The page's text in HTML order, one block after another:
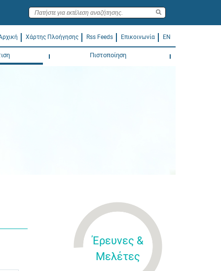
Χάρτης Πλοήγησης Rss Feeds Επικοινωνία EN
Πιστοποίηση
Έρευνες &
Μελέτες